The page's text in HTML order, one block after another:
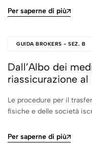
Per saperne di più
GUIDA BROKERS - SEZ. B
Dall’Albo dei
riassicurazione al
Le procedure per il
fisiche e delle società
Per saperne di più